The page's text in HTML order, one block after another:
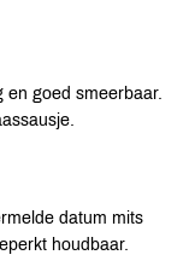
en goed smeerbaar.
datum mits
houdbaar.